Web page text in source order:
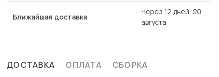
Ближайшая доставка
Через 12 дней, 20
августа
ДОСТАВКА ОПЛАТА СБОРКА